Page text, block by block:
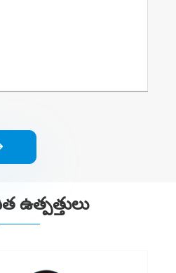
ఉత్పత్తులు